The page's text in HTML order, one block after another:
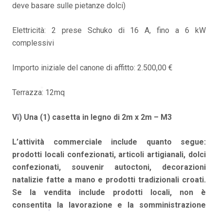
deve basare sulle pietanze dolci)
Elettricità: 2 prese Schuko di 16 A, fino a 6 kW
complessivi
Importo iniziale del canone di affitto: 2.500,00 €
Terrazza: 12mq
VI) Una (1) casetta in legno di 2m x 2m – M3
L’attività commerciale include quanto segue:
prodotti locali confezionati, articoli artigianali, dolci
confezionati, souvenir autoctoni, decorazioni
natalizie fatte a mano e prodotti tradizionali croati.
Se la vendita include prodotti locali, non è
consentita la lavorazione e la somministrazione